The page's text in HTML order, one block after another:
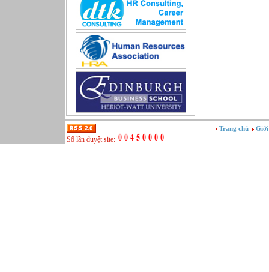
Sản xuất game online
Sở hữu công nghiệp
Tài chính
Thiết kế
Tiếp thị
Tổ chức Sản xuất
Truyền thông
Truyền thông, PR
Vật tư - Hậu cần
Xây dựng
Số lần duyệt site:
Trang chủ Giới